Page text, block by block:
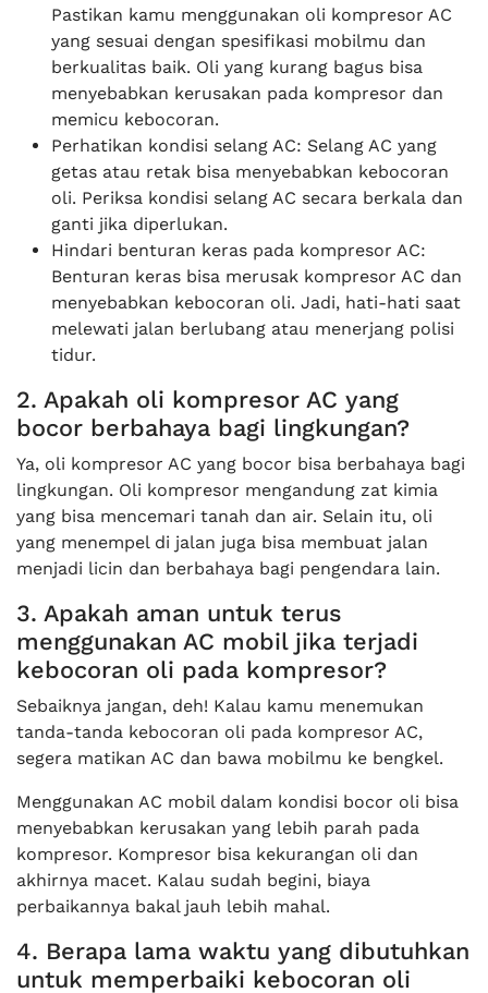
Pastikan kamu menggunakan oli kompresor AC
yang sesuai dengan spesifikasi mobilmu dan
berkualitas baik. Oli yang kurang bagus bisa
menyebabkan kerusakan pada kompresor dan
memicu kebocoran.
Perhatikan kondisi selang AC: Selang AC yang
getas atau retak bisa menyebabkan kebocoran
oli. Periksa kondisi selang AC secara berkala dan
ganti jika diperlukan.
Hindari benturan keras pada kompresor AC:
Benturan keras bisa merusak kompresor AC dan
menyebabkan kebocoran oli. Jadi, hati-hati saat
melewati jalan berlubang atau menerjang polisi
tidur.
2. Apakah oli kompresor AC yang
bocor berbahaya bagi lingkungan?
Ya, oli kompresor AC yang bocor bisa berbahaya bagi
lingkungan. Oli kompresor mengandung zat kimia
yang bisa mencemari tanah dan air. Selain itu, oli
yang menempel di jalan juga bisa membuat jalan
menjadi licin dan berbahaya bagi pengendara lain.
3. Apakah aman untuk terus
menggunakan AC mobil jika terjadi
kebocoran oli pada kompresor?
Sebaiknya jangan, deh! Kalau kamu menemukan
tanda-tanda kebocoran oli pada kompresor AC,
segera matikan AC dan bawa mobilmu ke bengkel.
Menggunakan AC mobil dalam kondisi bocor oli bisa
menyebabkan kerusakan yang lebih parah pada
kompresor. Kompresor bisa kekurangan oli dan
akhirnya macet. Kalau sudah begini, biaya
perbaikannya bakal jauh lebih mahal.
4. Berapa lama waktu yang dibutuhkan
untuk memperbaiki kebocoran oli